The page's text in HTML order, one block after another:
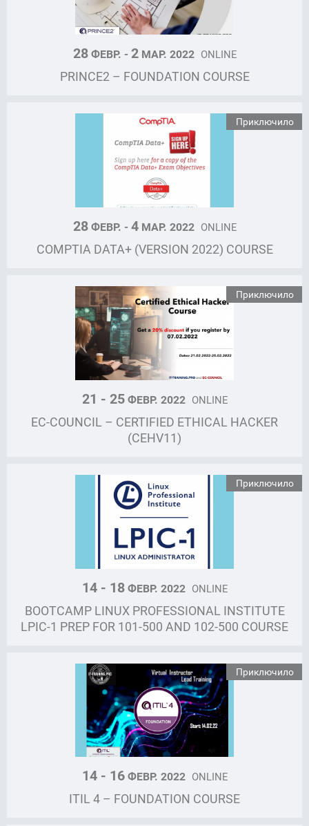
28ФЕВР. - 2МАР. 2022 ONLINE
PRINCE2 – FOUNDATION COURSE
Приключило
28ФЕВР. -4МАР. 2022 ONLINE
COMPTIA DATA+ (VERSION 2022) COURSE
Приключило
21 - 25ФЕВР. 2022 ONLINE
EC-COUNCIL – CERTIFIED ETHICAL HACKER
(CEHV11)
Приключило
14 - 18ФЕВР. 2022 ONLINE
BOOTCAMP LINUX PROFESSIONAL INSTITUTE
LPIC-1 PREP FOR 101-500 AND 102-500 COURSE
Приключило
14 - 16ФЕВР. 2022 ONLINE
ITIL 4 – FOUNDATION COURSE